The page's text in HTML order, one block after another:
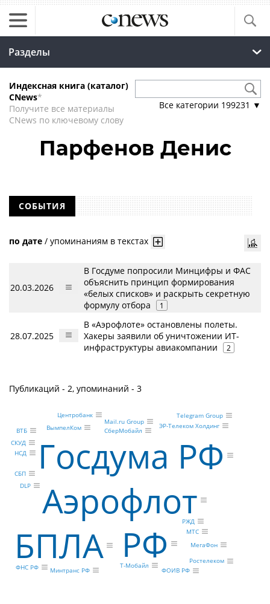
Разделы
Индексная книга (каталог)
CNews*
Получите все материалы
CNews по ключевому слову
Все категории 199231 ▼
Парфенов Денис
СОБЫТИЯ
по дате / упоминаниям в текстах
20.03.2026
В Госдуме попросили Минцифры и ФАС
объяснить принцип формирования
«белых списков» и раскрыть секретную
формулу отбора
1
28.07.2025
В «Аэрофлоте» остановлены полеты.
Хакеры заявили об уничтожении ИТ-
инфраструктуры авиакомпании
2
Публикаций - 2, упоминаний - 3
Аэрофлот
Госдума РФ
БПЛА РФ Ростелеком
МегаФон
МТС
ЭР-Телеком Холдинг
Mail.ru Group
ВымпелКом
Telegram Group
Т-Мобайл
СберМобайл
РЖД
ВТБ
ФНС РФ
Центробанк
Минтранс РФ ФОИВ РФ
СКУД
НСД
DLP
СБП